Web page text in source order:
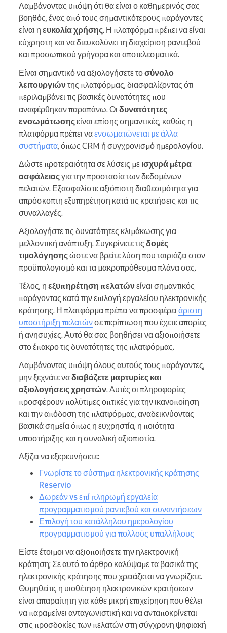
Λαμβάνοντας υπόψη ότι θα είναι ο καθημερινός σας
βοηθός, ένας από τους σημαντικότερους παράγοντες
είναι η ευκολία χρήσης. Η πλατφόρμα πρέπει να είναι
εύχρηστη και να διευκολύνει τη διαχείριση ραντεβού
και προσωπικού γρήγορα και αποτελεσματικά.
Είναι σημαντικό να αξιολογήσετε τοσύνολο
λειτουργιώντης πλατφόρμας, διασφαλίζοντας ότι
περιλαμβάνει τις βασικές δυνατότητες που
αναφέρθηκαν παραπάνω. Οι δυνατότητες
ενσωμάτωσηςείναι επίσης σημαντικές, καθώς η
πλατφόρμα πρέπει ναενσωματώνεται με άλλα
συστήματα, όπως CRM ή συγχρονισμό ημερολογίου.
Δώστε προτεραιότητα σε λύσεις με ισχυρά μέτρα
ασφάλειαςγια την προστασία των δεδομένων
πελατών. Εξασφαλίστε αξιόπιστη διαθεσιμότητα για
απρόσκοπτη εξυπηρέτηση κατά τις κρατήσεις και τις
συναλλαγές.
Αξιολογήστε τις δυνατότητες κλιμάκωσης για
μελλοντική ανάπτυξη. Συγκρίνετε τις δομές
τιμολόγησηςώστε να βρείτε λύση που ταιριάζει στον
προϋπολογισμό και τα μακροπρόθεσμα πλάνα σας.
Τέλος, η εξυπηρέτηση πελατώνείναι σημαντικός
παράγοντας κατά την επιλογή εργαλείου ηλεκτρονικής
κράτησης. Η πλατφόρμα πρέπει να προσφέρει άριστη
υποστήριξη πελατώνσε περίπτωση που έχετε απορίες
ή ανησυχίες. Αυτό θα σας βοηθήσει να αξιοποιήσετε
στο έπακρο τις δυνατότητες της πλατφόρμας.
Λαμβάνοντας υπόψη όλους αυτούς τους παράγοντες,
μην ξεχνάτε ναδιαβάζετε μαρτυρίες και
αξιολογήσεις χρηστών. Αυτές οι πληροφορίες
προσφέρουν πολύτιμες οπτικές για την ικανοποίηση
και την απόδοση της πλατφόρμας, αναδεικνύοντας
βασικά σημεία όπως η ευχρηστία, η ποιότητα
υποστήριξης και η συνολική αξιοπιστία.
Αξίζει να εξερευνήσετε:
Γνωρίστε το σύστημα ηλεκτρονικής κράτησης
Reservio
Δωρεάν vs επί πληρωμή εργαλεία
προγραμματισμού ραντεβού και συναντήσεων
Επιλογή του κατάλληλου ημερολογίου
προγραμματισμού για πολλούς υπαλλήλους
Είστε έτοιμοι να αξιοποιήσετε την ηλεκτρονική
κράτηση; Σε αυτό το άρθρο καλύψαμε τα βασικά της
ηλεκτρονικής κράτησης που χρειάζεται να γνωρίζετε.
Θυμηθείτε, η υιοθέτηση ηλεκτρονικών κρατήσεων
είναι απαραίτητη για κάθε μικρή επιχείρηση που θέλει
να παραμείνει ανταγωνιστική και να ανταποκρίνεται
στις προσδοκίες των πελατών στη σύγχρονη ψηφιακή